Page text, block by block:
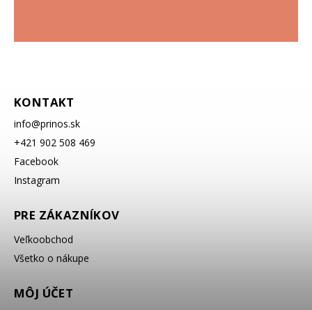
KONTAKT
info@prinos.sk
+421 902 508 469
Facebook
Instagram
PRE ZÁKAZNÍKOV
Veľkoobchod
Všetko o nákupe
MÔJ ÚČET